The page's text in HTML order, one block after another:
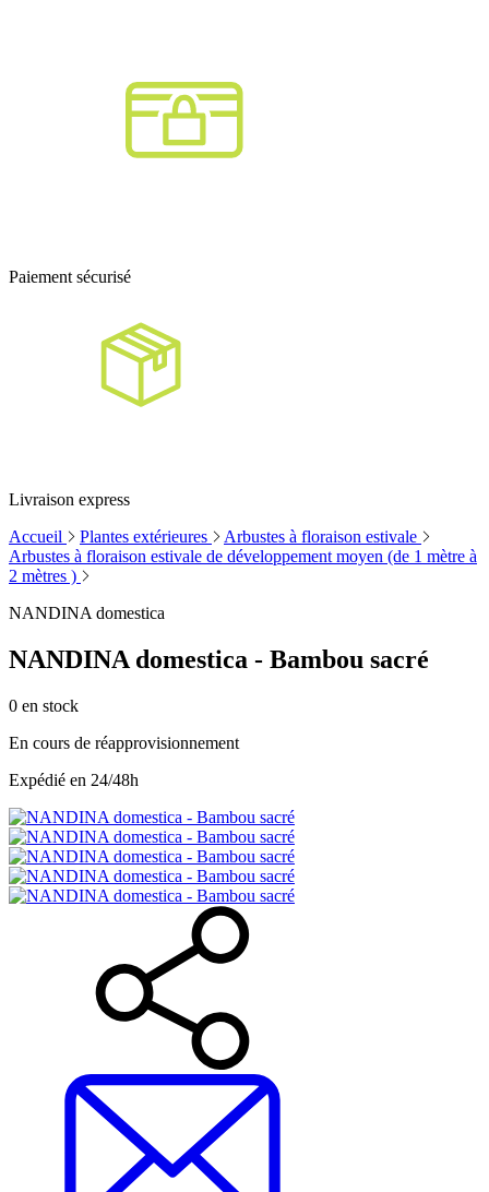
Paiement sécurisé
Livraison express
Accueil
Plantes extérieures
Arbustes à floraison estivale
Arbustes à floraison estivale de développement moyen (de 1 mètre à
2 mètres )
NANDINA domestica
NANDINA domestica - Bambou sacré
0 en stock
En cours de réapprovisionnement
Expédié en 24/48h